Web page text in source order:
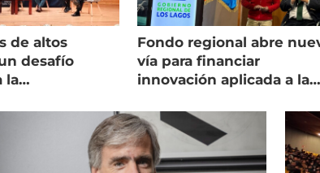
de altos
desafío
la
Fondo regional abre
vía para financiar
innovación aplicada a la